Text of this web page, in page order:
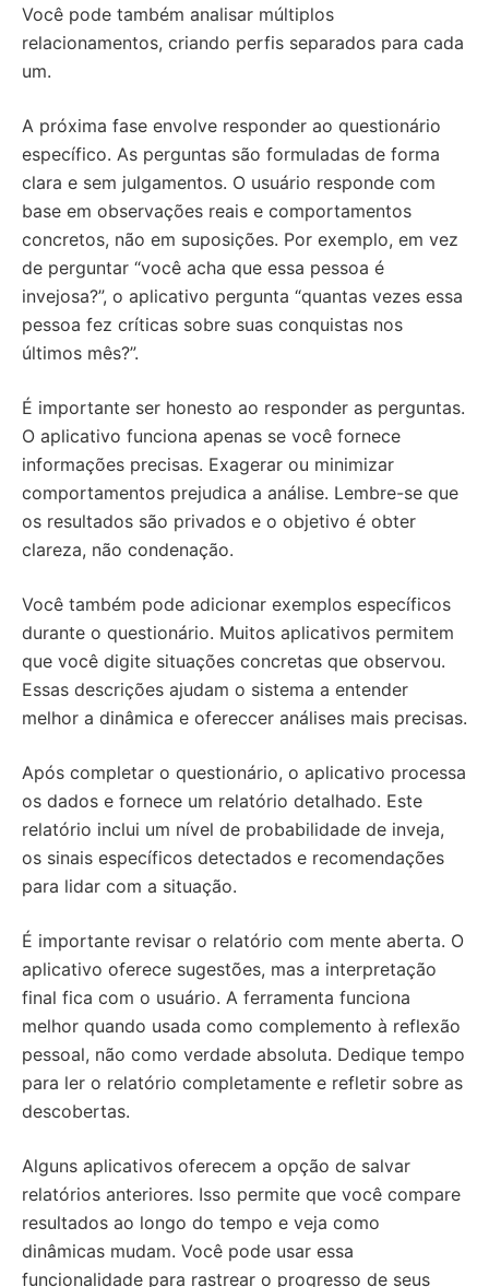
Você pode também analisar múltiplos
relacionamentos, criando perfis separados para cada
um.
A próxima fase envolve responder ao questionário
específico. As perguntas são formuladas de forma
clara e sem julgamentos. O usuário responde com
base em observações reais e comportamentos
concretos, não em suposições. Por exemplo, em vez
de perguntar “você acha que essa pessoa é
invejosa?”, o aplicativo pergunta “quantas vezes essa
pessoa fez críticas sobre suas conquistas nos
últimos mês?”.
É importante ser honesto ao responder as perguntas.
O aplicativo funciona apenas se você fornece
informações precisas. Exagerar ou minimizar
comportamentos prejudica a análise. Lembre-se que
os resultados são privados e o objetivo é obter
clareza, não condenação.
Você também pode adicionar exemplos específicos
durante o questionário. Muitos aplicativos permitem
que você digite situações concretas que observou.
Essas descrições ajudam o sistema a entender
melhor a dinâmica e ofereccer análises mais precisas.
Após completar o questionário, o aplicativo processa
os dados e fornece um relatório detalhado. Este
relatório inclui um nível de probabilidade de inveja,
os sinais específicos detectados e recomendações
para lidar com a situação.
É importante revisar o relatório com mente aberta. O
aplicativo oferece sugestões, mas a interpretação
final fica com o usuário. A ferramenta funciona
melhor quando usada como complemento à reflexão
pessoal, não como verdade absoluta. Dedique tempo
para ler o relatório completamente e refletir sobre as
descobertas.
Alguns aplicativos oferecem a opção de salvar
relatórios anteriores. Isso permite que você compare
resultados ao longo do tempo e veja como
dinâmicas mudam. Você pode usar essa
funcionalidade para rastrear o progresso de seus